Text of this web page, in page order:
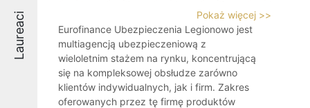
Laureaci
Pokaż więcej >>
Eurofinance Ubezpieczenia Legionowo jest
multiagencją ubezpieczeniową z
wieloletnim stażem na rynku, koncentrującą
się na kompleksowej obsłudze zarówno
klientów indywidualnych, jak i firm. Zakres
oferowanych przez tę firmę produktów